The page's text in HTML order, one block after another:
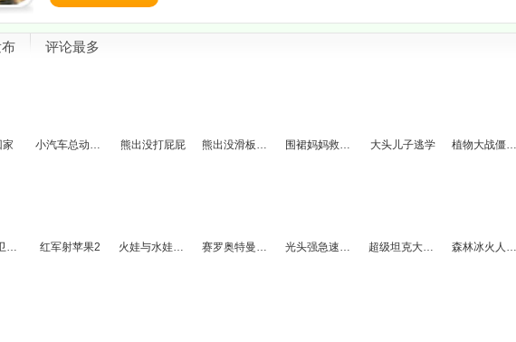
评论最多
家 小汽车总动员7 熊出没打屁屁 熊出没滑板大赛 围裙妈妈救儿子 大头儿子逃学 植物大战僵尸积分版关卡全开
葫芦娃守卫家园 红军射苹果2 火娃与水娃3勇闯冰寒圣殿无敌版 赛罗奥特曼拼图 光头强急速越野 超级坦克大战斗 森林冰火人3中文无敌版